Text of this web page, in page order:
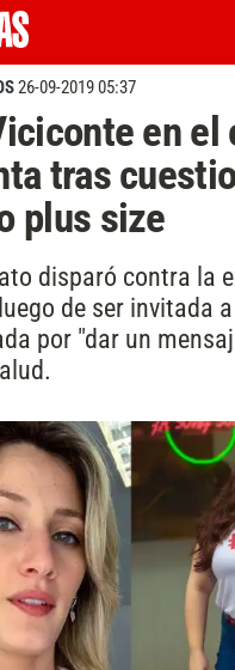
26-09-2019 05:37
en el
tras
plus size
disparó contra la
de ser invitada
por "dar un